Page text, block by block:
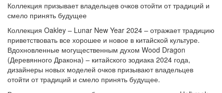
Коллекция призывает владельцев очков отойти от традиций и
смело принять будущее
Коллекция Oakley – Lunar New Year 2024 – отражает традицию
приветствовать все хорошее и новое в китайской культуре.
Вдохновленные могущественным духом Wood Dragon
(Деревянного Дракона) – китайского зодиака 2024 года,
дизайнеры новых моделей очков призывают владельцев
отойти от традиций и смело принять будущее.